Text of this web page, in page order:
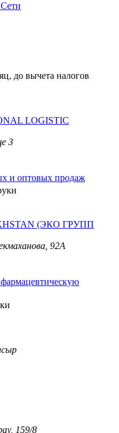
до вычета налогов
LOGISTIC
3
и оптовых продаж
(ЭКО ГРУПП
92А
159/8